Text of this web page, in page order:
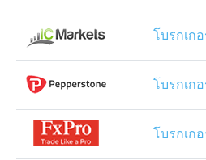
โบรกเก
โบรกเก
โบรกเก